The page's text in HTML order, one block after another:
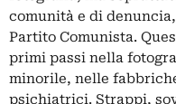
comunità e di
Partito Comunista.
primi passi nella
minorile, nelle
psichiatrici. Strappi,